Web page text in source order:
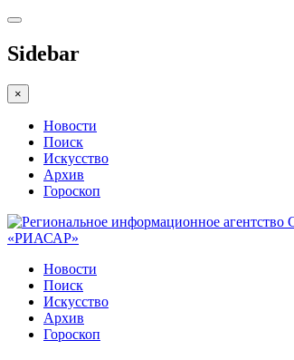
Sidebar
×
Новости
Поиск
Искусство
Архив
Гороскоп
«РИАСАР»
Новости
Поиск
Искусство
Архив
Гороскоп